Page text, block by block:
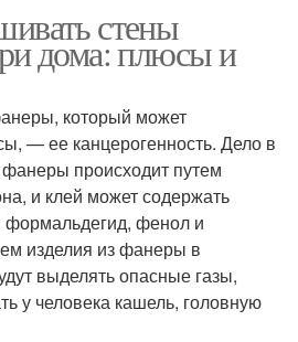
стены
дома: плюсы и
который может
— ее канцерогенность. Дело в
происходит путем
и клей может содержать
формальдегид, фенол и
изделия из фанеры в
выделять опасные газы,
у человека кашель, головную